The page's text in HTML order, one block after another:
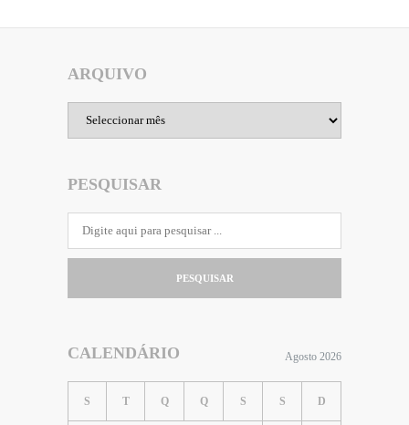
ARQUIVO
PESQUISAR
PESQUISAR
CALENDÁRIO Agosto 2026
S T Q Q S S D